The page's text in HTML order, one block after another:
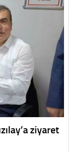
ziyaret